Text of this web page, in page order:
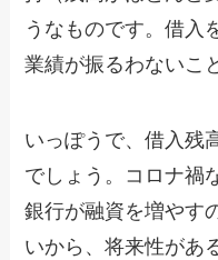
うなものです。借入
業績が振るわないこ
いっぽうで、借入残
でしょう。コロナ禍
銀行が融資を増やす
いから、将来性があ